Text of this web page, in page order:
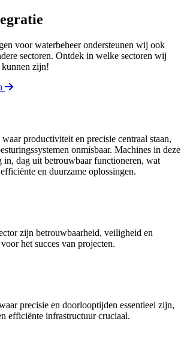
voor waterbeheer ondersteunen wij ook
sectoren. Ontdek in welke sectoren wij
kunnen zijn!
productiviteit en precisie centraal staan,
onmisbaar. Machines in deze
in, dag uit betrouwbaar functioneren, wat
en duurzame oplossingen.
zijn betrouwbaarheid, veiligheid en
het succes van projecten.
precisie en doorlooptijden essentieel zijn,
efficiënte infrastructuur cruciaal.